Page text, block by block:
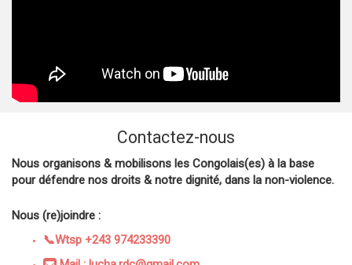
Contactez-nous
Nous organisons & mobilisons les Congolais(es) à la base
pour défendre nos droits & notre dignité, dans la non-violence.
Nous (re)joindre :
📞Wtsp +243 974233390